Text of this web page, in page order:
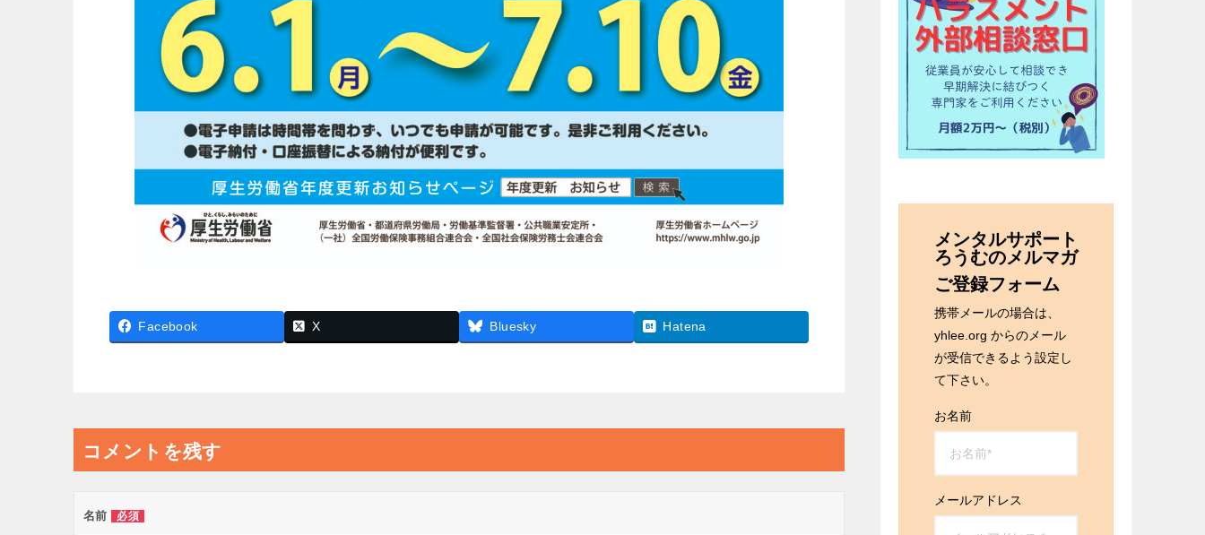
Facebook X Bluesky Hatena
コメントを残す
名前 必須
メンタルサポート
ろうむのメルマガ
ご登録フォーム
携帯メールの場合は、
yhlee.org からのメール
が受信できるよう設定し
て下さい。
お名前
メールアドレス